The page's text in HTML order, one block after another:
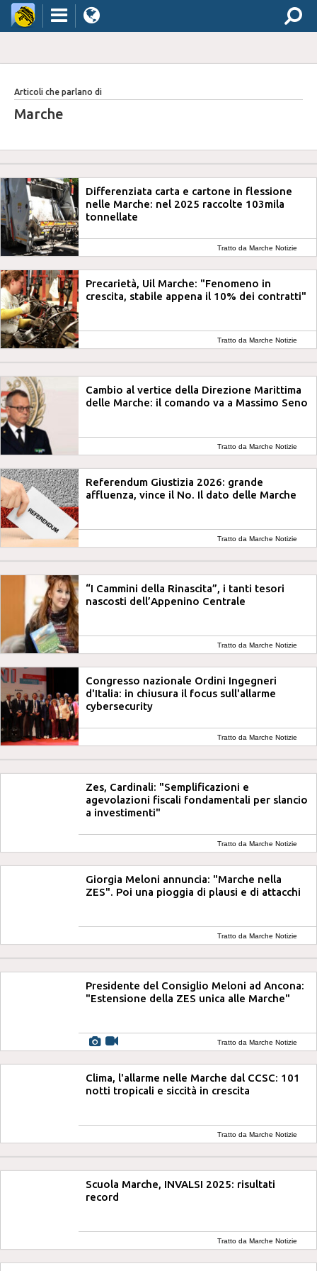
Articoli che parlano di
Marche
Differenziata carta e cartone in flessione
nelle Marche: nel 2025 raccolte 103mila
tonnellate
Tratto da Marche Notizie
Precarietà, Uil Marche: "Fenomeno in
crescita, stabile appena il 10% dei contratti"
Tratto da Marche Notizie
Cambio al vertice della Direzione Marittima
delle Marche: il comando va a Massimo Seno
Tratto da Marche Notizie
Referendum Giustizia 2026: grande
affluenza, vince il No. Il dato delle Marche
Tratto da Marche Notizie
“I Cammini della Rinascita”, i tanti tesori
nascosti dell’Appenino Centrale
Tratto da Marche Notizie
Congresso nazionale Ordini Ingegneri
d'Italia: in chiusura il focus sull'allarme
cybersecurity
Tratto da Marche Notizie
Zes, Cardinali: "Semplificazioni e
agevolazioni fiscali fondamentali per slancio
a investimenti"
Tratto da Marche Notizie
Giorgia Meloni annuncia: "Marche nella
ZES". Poi una pioggia di plausi e di attacchi
Tratto da Marche Notizie
Presidente del Consiglio Meloni ad Ancona:
"Estensione della ZES unica alle Marche"
Tratto da Marche Notizie
Clima, l'allarme nelle Marche dal CCSC: 101
notti tropicali e siccità in crescita
Tratto da Marche Notizie
Scuola Marche, INVALSI 2025: risultati
record
Tratto da Marche Notizie